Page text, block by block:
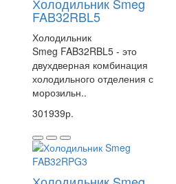
Холодильник Smeg
FAB32RBL5
Холодильник
Smeg FAB32RBL5 - это
двухдверная комбинация
холодильного отделения с
морозильн..
301939р.